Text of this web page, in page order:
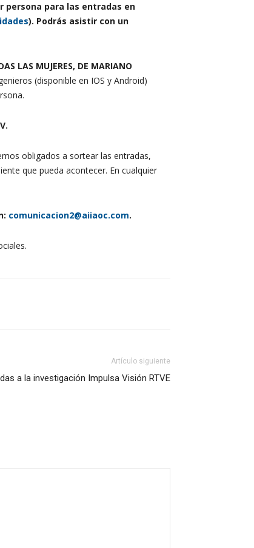
persona para las entradas en
). Podrás asistir con un
LAS MUJERES, DE MARIANO
(disponible en IOS y Android)
obligados a sortear las entradas,
que pueda acontecer. En cualquier
comunicacion2@aiiaoc.com.
Artículo siguiente
a la investigación Impulsa Visión RTVE